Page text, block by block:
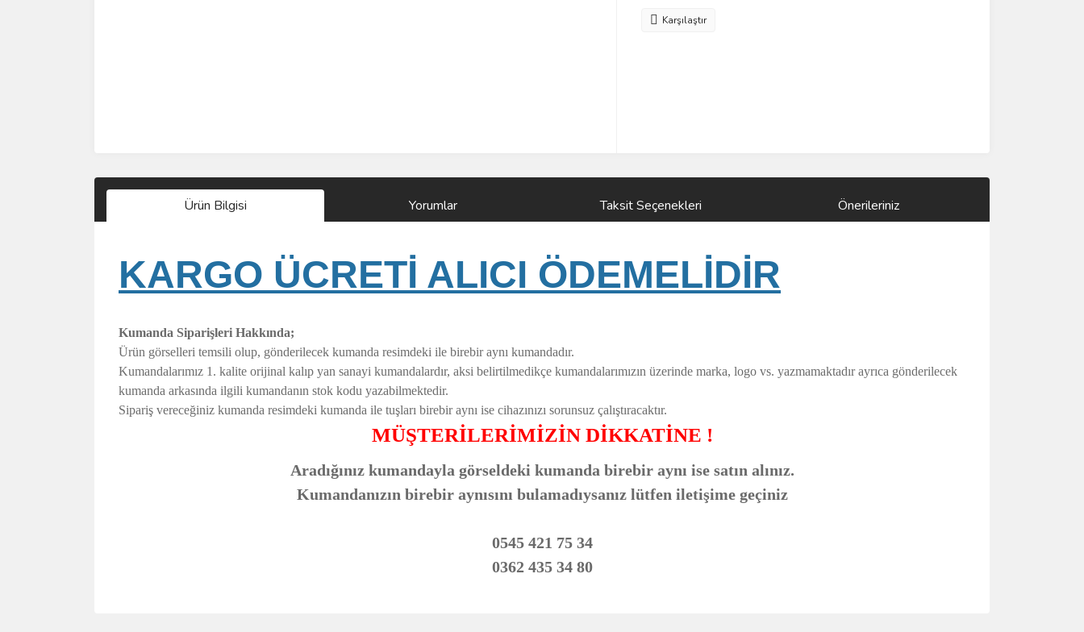
Karşılaştır
Ürün Bilgisi Yorumlar Taksit Seçenekleri Önerileriniz
KARGO ÜCRETİ ALICI ÖDEMELİDİR
Kumanda Siparişleri Hakkında;
Ürün görselleri temsili olup, gönderilecek kumanda resimdeki ile birebir aynı kumandadır.
Kumandalarımız 1. kalite orijinal kalıp yan sanayi kumandalardır, aksi belirtilmedikçe kumandalarımızın üzerinde marka, logo vs. yazmamaktadır ayrıca gönderilecek
kumanda arkasında ilgili kumandanın stok kodu yazabilmektedir.
Sipariş vereceğiniz kumanda resimdeki kumanda ile tuşları birebir aynı ise cihazınızı sorunsuz çalıştıracaktır.
MÜŞTERİLERİMİZİN DİKKATİNE !
Aradığınız kumandayla görseldeki kumanda birebir aynı ise satın alınız.
Kumandanızın birebir aynısını bulamadıysanız lütfen iletişime geçiniz
0545 421 75 34
0362 435 34 80